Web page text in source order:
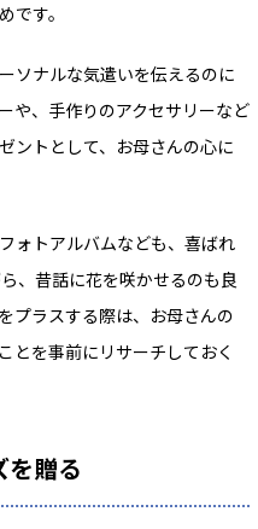
です。
ソナルな気遣いを伝えるのに
や、手作りのアクセサリーなど
ントとして、お母さんの心に
ォトアルバムなども、喜ばれ
、昔話に花を咲かせるのも良
プラスする際は、お母さんの
とを事前にリサーチしておく
を贈る